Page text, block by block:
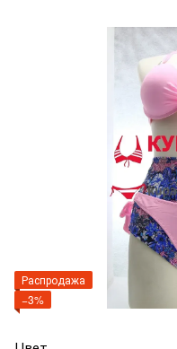
Распродажа
−3%